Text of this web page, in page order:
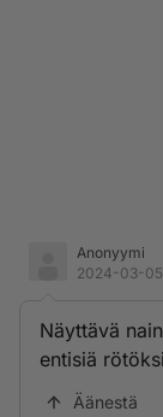
Anonyymi
2024-03-
Näyttävä
entisiä
Äänestä